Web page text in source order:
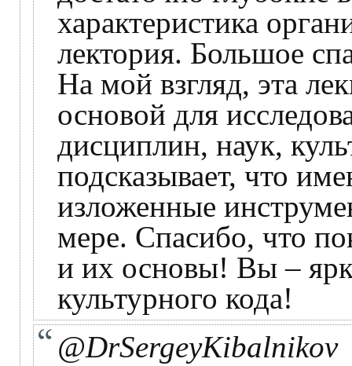
характеристика
лектория. Большое
На мой взгляд, эта
основой для
дисциплин, наук,
подсказывает, что
изложенные
мере. Спасибо, что
и их основы! Вы –
культурного кода!
@DrSergeyKibalnikov